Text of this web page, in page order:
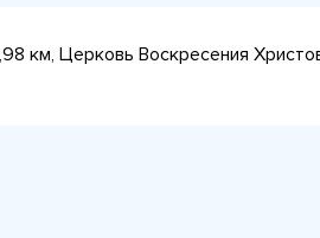
км, Церковь Воскресения